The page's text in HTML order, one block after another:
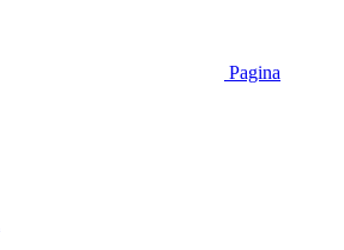
Pagina